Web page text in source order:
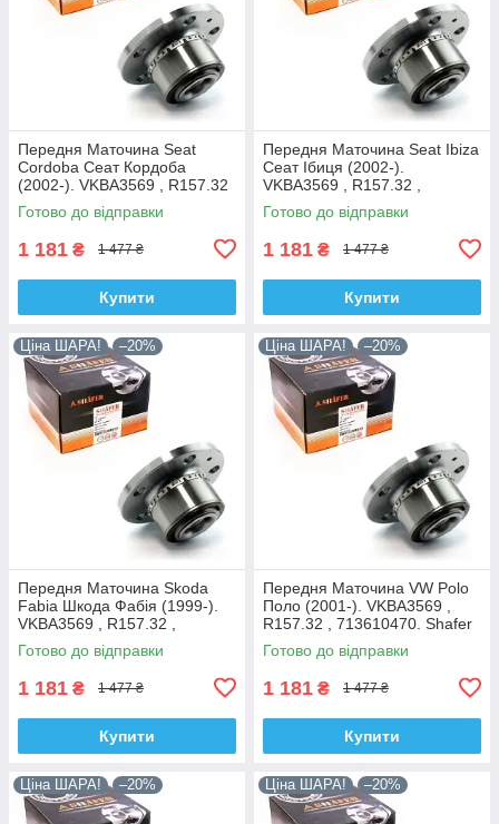
Передня Маточина Seat
Cordoba Сеат Кордоба
(2002-). VKBA3569 , R157.32
, 713610470. Shafer Австрія
Готово до відправки
1 181 ₴ 1 477 ₴
Купити
Передня Маточина Seat Ibiza
Сеат Ібиця (2002-).
VKBA3569 , R157.32 ,
713610470. Shafer Австрія
Готово до відправки
1 181 ₴ 1 477 ₴
Купити
Ціна ШАРА! –20%
Передня Маточина Skoda
Fabia Шкода Фабія (1999-).
VKBA3569 , R157.32 ,
713610470. Shafer Австрія
Готово до відправки
1 181 ₴ 1 477 ₴
Купити
Ціна ШАРА! –20%
Передня Маточина VW Polo
Поло (2001-). VKBA3569 ,
R157.32 , 713610470. Shafer
Австрія
Готово до відправки
1 181 ₴ 1 477 ₴
Купити
Ціна ШАРА! –20% Ціна ШАРА! –20%